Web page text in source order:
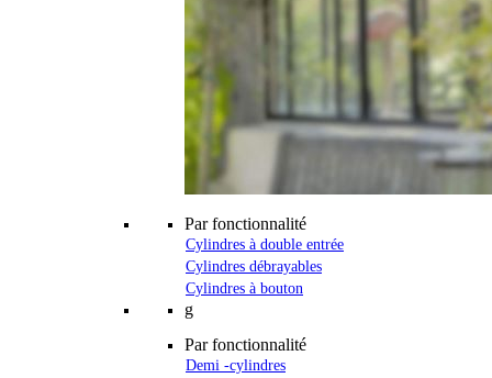
Par fonctionnalité
Cylindres à double entrée
Cylindres débrayables
Cylindres à bouton
g
Par fonctionnalité
Demi -cylindres